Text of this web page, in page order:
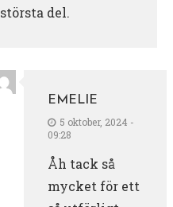
största del.
EMELIE
5 oktober, 2024 -
09:28
Åh tack så
mycket för ett